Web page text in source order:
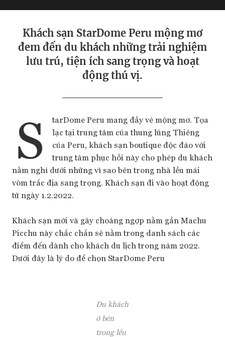
Khách sạn StarDome Peru mộng mơ
đem đến du khách những trải nghiệm
lưu trú, tiện ích sang trọng và hoạt
động thú vị.
S
tarDome Peru mang đầy vẻ mộng mơ. Tọa
lạc tại trung tâm của thung lũng Thiêng
của Peru, khách sạn boutique độc đáo với
trung tâm phục hồi này cho phép du khách
nằm nghỉ dưới những vì sao bên trong nhà lều mái
vòm trắc địa sang trọng. Khách sạn đi vào hoạt động
từ ngày 1.2.2022.
Khách sạn mới và gây choáng ngợp nằm gần Machu
Picchu này chắc chắn sẽ nằm trong danh sách các
điểm đến dành cho khách du lịch trong năm 2022.
Dưới đây là lý do để chọn StarDome Peru
Du khách
ở bên
trong lều